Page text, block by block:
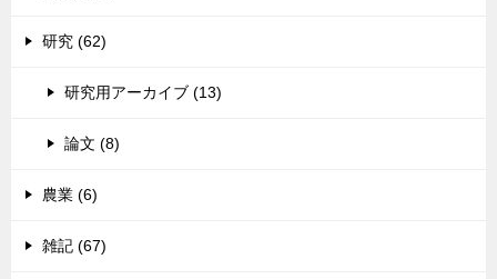
研究 (62)
研究用アーカイブ (13)
論文 (8)
農業 (6)
雑記 (67)